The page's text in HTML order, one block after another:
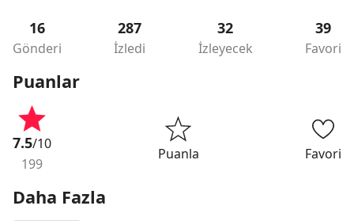
16
Gönderi
287
İzledi
32
İzleyecek
39
Favori
Puanlar
7.5/10
199
Puanla Favori
Daha Fazla